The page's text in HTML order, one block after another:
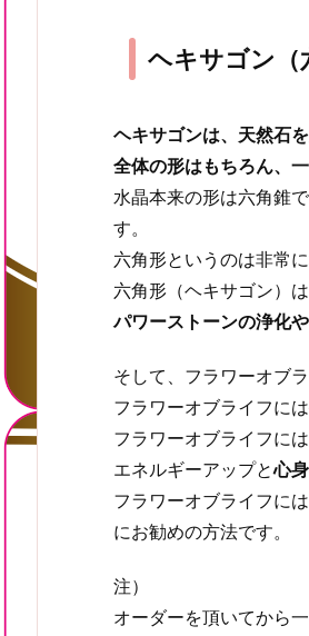
ヘキサゴン（
ヘキサゴンは、天然石
全体の形はもちろん、
水晶本来の形は六角錐
す。
六角形というのは非常
六角形（ヘキサゴン）
パワーストーンの浄化
そして、フラワーオブ
フラワーオブライフには
フラワーオブライフには
エネルギーアップと心
フラワーオブライフに
にお勧めの方法です。
注）
オーダーを頂いてから